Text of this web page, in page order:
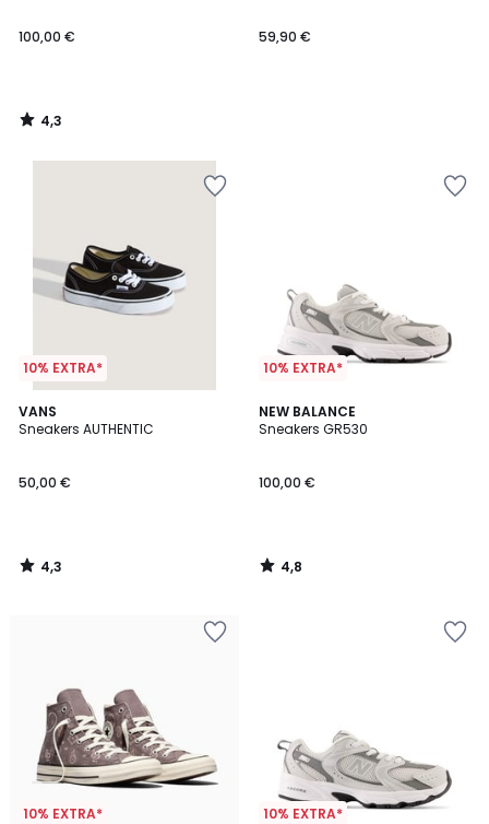
100,00 €
4,3
/
59,90 €
10% EXTRA*
VANS
Sneakers AUTHENTIC
50,00 €
4,3
/ 5
4,3
/
10% EXTRA*
NEW BALANCE
Sneakers GR530
100,00 €
4,8
/ 5
4,8
/
10% EXTRA* 10% EXTRA*